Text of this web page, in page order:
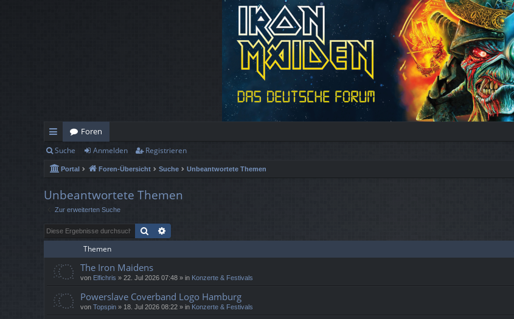
ch
ne
llz
ug
rif
Foren
Suche Anmelden Registrieren
Portal Foren-Übersicht Suche Unbeantwortete Themen
Unbeantwortete Themen
Zur erweiterten Suche
Suche
Themen
The Iron Maidens
von Elfichris » 22. Jul 2026 07:48 » in Konzerte & Festivals
Powerslave Coverband Logo Hamburg
von Topspin » 18. Jul 2026 08:22 » in Konzerte & Festivals